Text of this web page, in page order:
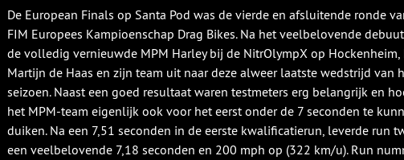
De European Finals op Santa Pod was de vierde en afsluitende ronde
FIM Europees Kampioenschap Drag Bikes. Na het veelbelovende
de volledig vernieuwde MPM Harley bij de NitrOlympX op Hockenheim,
Martijn de Haas en zijn team uit naar deze alweer laatste wedstrijd van
seizoen. Naast een goed resultaat waren testmeters erg belangrijk en
het MPM-team eigenlijk ook voor het eerst onder de 7 seconden te
duiken. Na een 7,51 seconden in de eerste kwalificatierun, leverde run
een veelbelovende 7,18 seconden en 200 mph op (322 km/u). Run